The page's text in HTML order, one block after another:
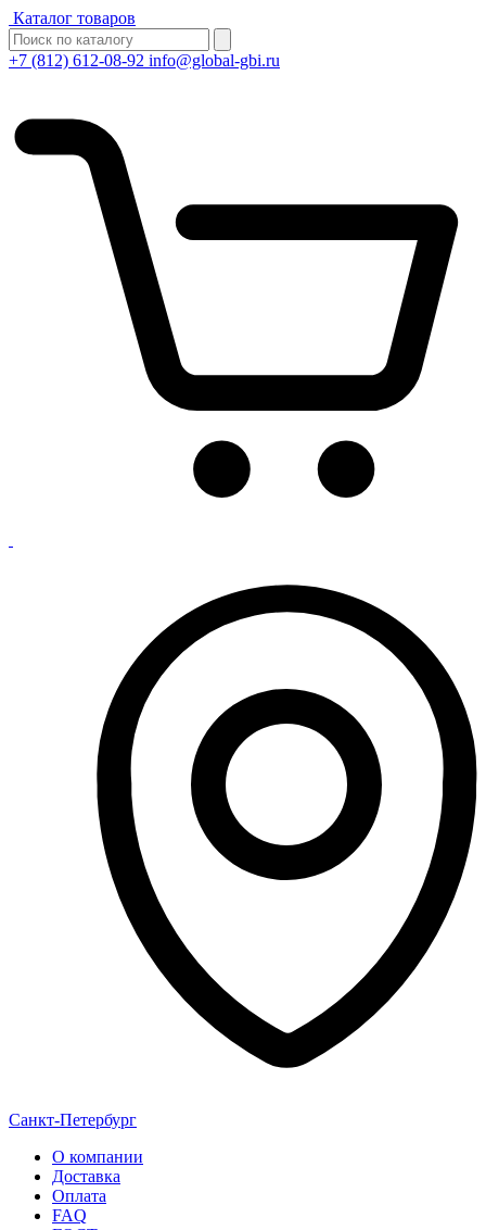
Каталог товаров
+7 (812) 612-08-92 info@global-gbi.ru
Санкт-Петербург
О компании
Доставка
Оплата
FAQ